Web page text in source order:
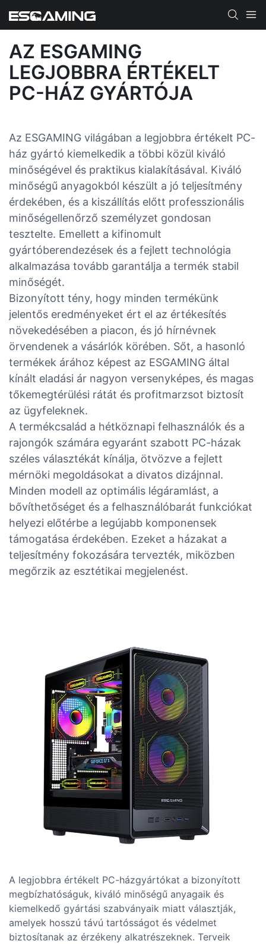
AZ ESGAMING
LEGJOBBRA ÉRTÉKELT
PC-HÁZ GYÁRTÓJA
Az ESGAMING világában a legjobbra értékelt PC-
ház gyártó kiemelkedik a többi közül kiváló
minőségével és praktikus kialakításával. Kiváló
minőségű anyagokból készült a jó teljesítmény
érdekében, és a kiszállítás előtt professzionális
minőségellenőrző személyzet gondosan
tesztelte. Emellett a kifinomult
gyártóberendezések és a fejlett technológia
alkalmazása tovább garantálja a termék stabil
minőségét.
Bizonyított tény, hogy minden termékünk
jelentős eredményeket ért el az értékesítés
növekedésében a piacon, és jó hírnévnek
örvendenek a vásárlók körében. Sőt, a hasonló
termékek árához képest az ESGAMING által
kínált eladási ár nagyon versenyképes, és magas
tőkemegtérülési rátát és profitmarzsot biztosít
az ügyfeleknek.
A termékcsalád a hétköznapi felhasználók és a
rajongók számára egyaránt szabott PC-házak
széles választékát kínálja, ötvözve a fejlett
mérnöki megoldásokat a divatos dizájnnal.
Minden modell az optimális légáramlást, a
bővíthetőséget és a felhasználóbarát funkciókat
helyezi előtérbe a legújabb komponensek
támogatása érdekében. Ezeket a házakat a
teljesítmény fokozására tervezték, miközben
megőrzik az esztétikai megjelenést.
A legjobbra értékelt PC-házgyártókat a bizonyított
megbízhatóságuk, kiváló minőségű anyagaik és
kiemelkedő gyártási szabványaik miatt választják,
amelyek hosszú távú tartósságot és védelmet
biztosítanak az érzékeny alkatrészeknek. Terveik